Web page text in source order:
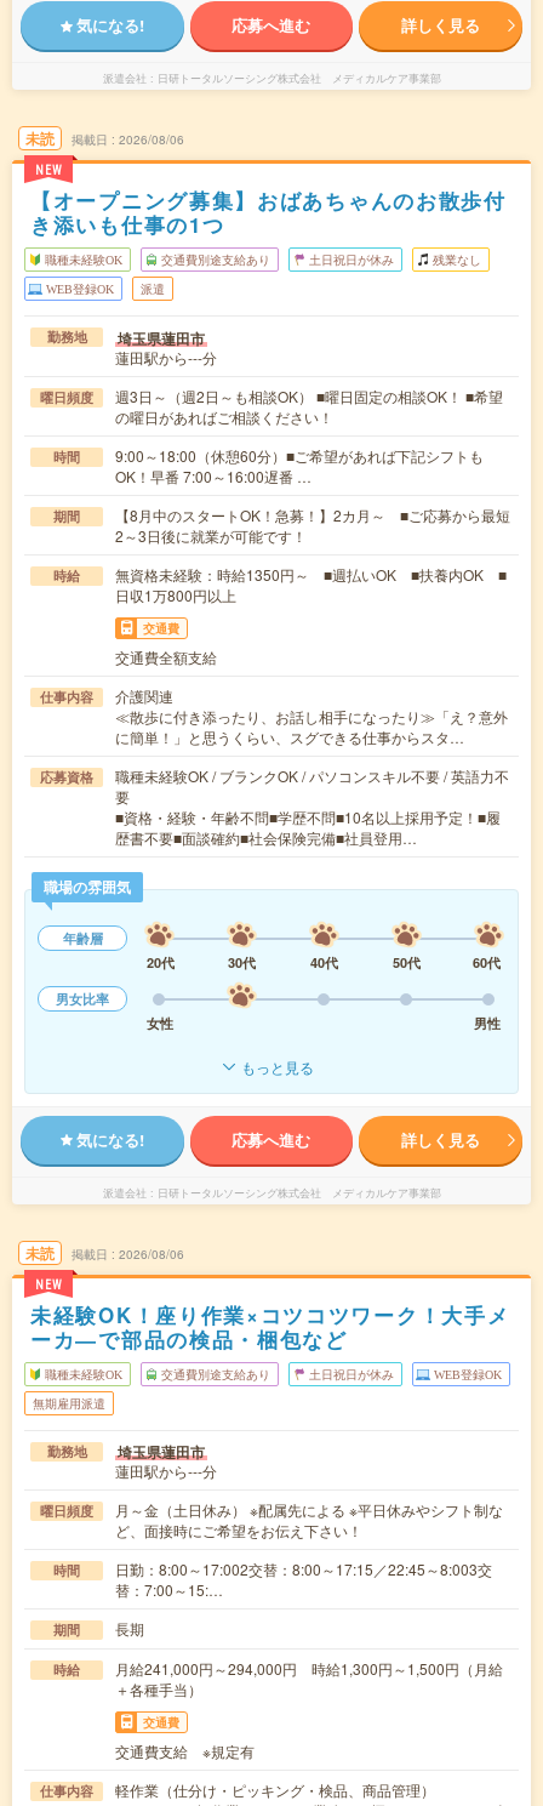
気になる! 応募へ進む 詳しく見る
派遣会社 日研トータルソーシング株式会社 メディカルケア事業部
未読
NEW
掲載日 2026/08/06
【オープニング募集】おばあちゃんのお散歩付
き添いも仕事の1つ
職種未経験OK 交通費別途支給あり 土日祝日が休み 残業なし
WEB登録OK 派遣
勤務地 埼玉県蓮田市
蓮田駅から---分
曜日頻度
週3日～（週2日～も相談OK） ■曜日固定の相談OK！ ■希望
の曜日があればご相談ください！
時間
9:00～18:00（休憩60分）■ご希望があれば下記シフトも
OK！早番 7:00～16:00遅番 …
期間
【8月中のスタートOK！急募！】2カ月～ ■ご応募から最短
2～3日後に就業が可能です！
時給
無資格未経験：時給1350円～ ■週払いOK ■扶養内OK ■
日収1万800円以上
交通費
交通費全額支給
仕事内容
介護関連
≪散歩に付き添ったり、お話し相手になったり≫「え？意外
に簡単！」と思うくらい、スグできる仕事からスタ…
応募資格
職種未経験OK / ブランクOK / パソコンスキル不要 / 英語力不
要
■資格・経験・年齢不問■学歴不問■10名以上採用予定！■履
歴書不要■面談確約■社会保険完備■社員登用…
職場の雰囲気
年齢層
20代
30代 40代 50代
60代
男女比率
女性
男性
もっと見る
気になる! 応募へ進む 詳しく見る
派遣会社 日研トータルソーシング株式会社 メディカルケア事業部
未読
NEW
掲載日 2026/08/06
未経験OK！座り作業×コツコツワーク！大手メ
ーカ―で部品の検品・梱包など
職種未経験OK 交通費別途支給あり 土日祝日が休み WEB登録OK
無期雇用派遣
勤務地 埼玉県蓮田市
蓮田駅から---分
曜日頻度
月～金（土日休み） ※配属先による ※平日休みやシフト制な
ど、面接時にご希望をお伝え下さい！
時間
日勤：8:00～17:002交替：8:00～17:15／22:45～8:003交
替：7:00～15:…
期間 長期
時給
月給241,000円～294,000円 時給1,300円～1,500円（月給
＋各種手当）
交通費
交通費支給 ※規定有
仕事内容
軽作業（仕分け・ピッキング・検品、商品管理）